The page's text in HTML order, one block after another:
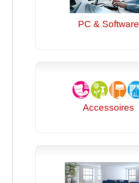
PC & Software
Accessoires